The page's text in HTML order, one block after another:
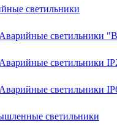
светильники
Аварийные светильники
Аварийные светильники
Аварийные светильники
светильники